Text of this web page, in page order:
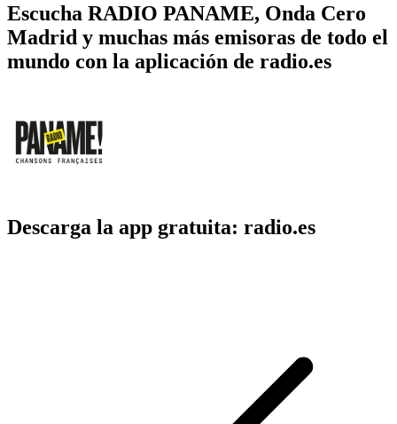
Escucha RADIO PANAME, Onda Cero
Madrid y muchas más emisoras de todo el
mundo con la aplicación de radio.es
Descarga la app gratuita: radio.es